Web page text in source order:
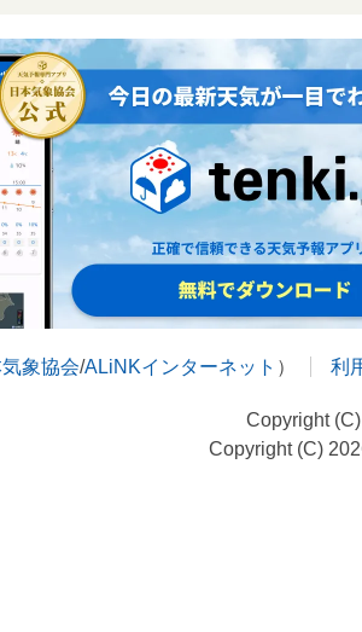
気象協会/ALiNKインターネット ） 利
Copyright
Copyright (C)